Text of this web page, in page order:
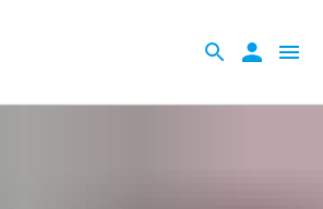
Zoeken
Open